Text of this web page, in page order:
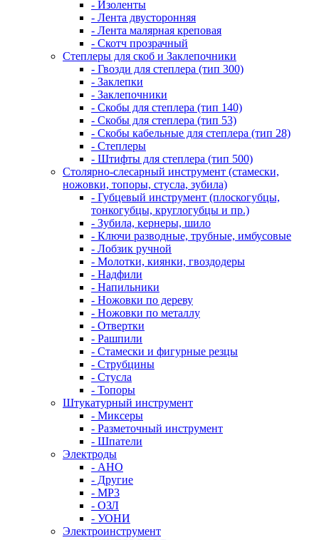
- Изоленты
- Лента двусторонняя
- Лента малярная креповая
- Скотч прозрачный
Степлеры для скоб и Заклепочники
- Гвозди для степлера (тип 300)
- Заклепки
- Заклепочники
- Скобы для степлера (тип 140)
- Скобы для степлера (тип 53)
- Скобы кабельные для степлера (тип 28)
- Степлеры
- Штифты для степлера (тип 500)
Столярно-слесарный инструмент (стамески,
ножовки, топоры, стусла, зубила)
- Губцевый инструмент (плоскогубцы,
тонкогубцы, круглогубцы и пр.)
- Зубила, кернеры, шило
- Ключи разводные, трубные, имбусовые
- Лобзик ручной
- Молотки, киянки, гвоздодеры
- Надфили
- Напильники
- Ножовки по дереву
- Ножовки по металлу
- Отвертки
- Рашпили
- Стамески и фигурные резцы
- Струбцины
- Стусла
- Топоры
Штукатурный инструмент
- Миксеры
- Разметочный инструмент
- Шпатели
Электроды
- АНО
- Другие
- МР3
- ОЗЛ
- УОНИ
Электроинструмент